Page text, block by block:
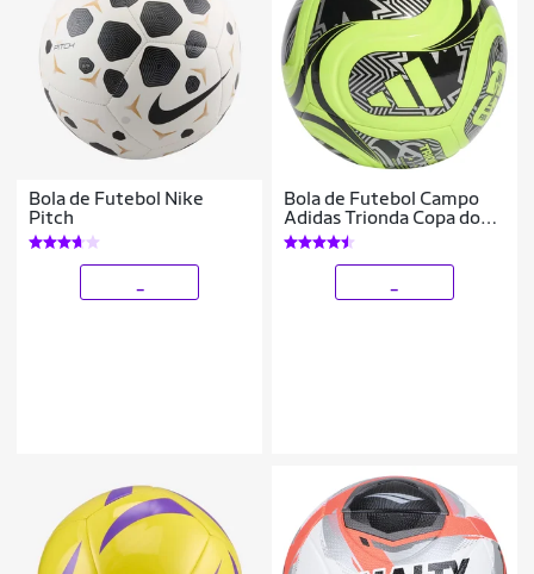
Bola de Futebol Nike
Pitch
Bola de Futebol Campo
Adidas Trionda Copa do
Mundo 2026 Club